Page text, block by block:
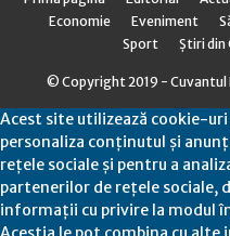
Economie
Eveniment
Sport
Știri din
© Copyright 2019 - Cuvantul
Acest site utilizează cookie-
personaliza conținutul și
rețele sociale și pentru a
partenerilor de rețele sociale,
informații cu privire la modul